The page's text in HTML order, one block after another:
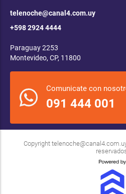
telenoche@canal4.com.uy
+598 2924 4444
Paraguay 2253
Montevideo, CP, 11800
Comunicate con
091 444 001
Copyright